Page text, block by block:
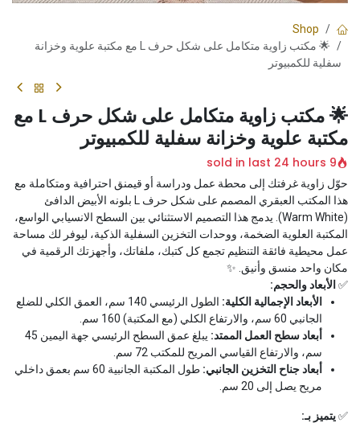
Shop
🌟 مكتب زاوية متكامل على شكل حرف L مع مكتبة علوية وخزانة
سفلية للكمبيوتر
🌟 مكتب زاوية متكامل على شكل حرف L مع
مكتبة علوية وخزانة سفلية للكمبيوتر
9 sold in last 24 hours
حوّل زاوية غرفتك إلى محطة عمل ودراسة أو قيمنق احترافية ومتكاملة مع
هذا المكتب العبقري المصمم على شكل حرف L بلونه الأبيض الدافئ
(Warm White). يدمج هذا التصميم الاستثنائي بين السطح الانسيابي الواسع،
المكتبة العلوية الضخمة، ووحدات التخزين السفلية الذكية، ليوفر لك مساحة
عمل محيطية فائقة التنظيم تجمع كل كتبك، ملفاتك، وأجهزتك الرقمية في
مكان واحد منسق وأنيق. ✨
✅ الأبعاد والحجم:
الأبعاد الإجمالية الكلية:
الطول الرئيسي 140 سم، العمق الكلي للضلع
الجانبي 60 سم، والارتفاع الكلي (مع المكتبة) 160 سم.
أبعاد سطح العمل الممتد:
يبلغ عمق السطح الرئيسي جهة اليمين 45
سم، والارتفاع القياسي المريح للمكتب 72 سم.
أبعاد جناح التخزين الجانبي:
طول المكتبة الجانبية 60 سم بعمق داخلي
مريح يصل إلى 20 سم.
✅يتميز بـ: